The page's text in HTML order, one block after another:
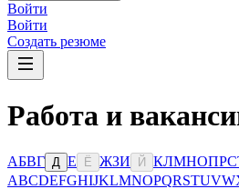
Войти
Войти
Создать резюме
Работа и
АБВГ Д Е Ё ЖЗИ Й КЛМНОПРС
ABCDEFGHIJKLMNOPQRSTUVW